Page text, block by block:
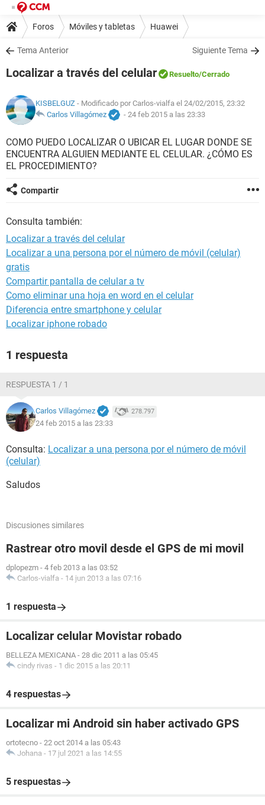
Foros Móviles y tabletas Huawei
Tema Anterior Siguiente Tema
Localizar a través del celular Resuelto/Cerrado
KISBELGUZ - Modificado por Carlos-vialfa el 24/02/2015, 23:32
Carlos Villagómez
- 24 feb 2015 a las 23:33
COMO PUEDO LOCALIZAR O UBICAR EL LUGAR DONDE SE
ENCUENTRA ALGUIEN MEDIANTE EL CELULAR. ¿CÓMO ES
EL PROCEDIMIENTO?
Compartir
Consulta también:
Localizar a través del celular
Localizar a una persona por el número de móvil (celular)
gratis
Compartir pantalla de celular a tv
Como eliminar una hoja en word en el celular
Diferencia entre smartphone y celular
Localizar iphone robado
1 respuesta
RESPUESTA 1 / 1
Carlos Villagómez 278.797
24 feb 2015 a las 23:33
Consulta: Localizar a una persona por el número de móvil
(celular)
Saludos
Discusiones similares
Rastrear otro movil desde el GPS de mi movil
dplopezm - 4 feb 2013 a las 03:52
Carlos-vialfa - 14 jun 2013 a las 07:16
1 respuesta
Localizar celular Movistar robado
BELLEZA MEXICANA - 28 dic 2011 a las 05:45
cindy rivas - 1 dic 2015 a las 20:11
4 respuestas
Localizar mi Android sin haber activado GPS
ortotecno - 22 oct 2014 a las 05:43
Johana - 17 jul 2021 a las 14:55
5 respuestas